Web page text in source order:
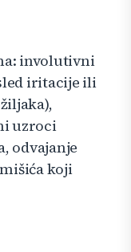
involutivni
iritacije ili
uzroci
odvajanje
koji